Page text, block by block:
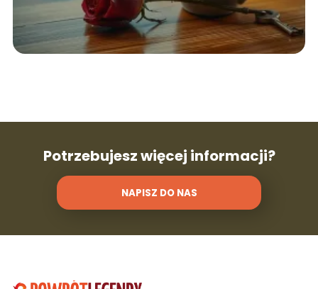
Potrzebujesz więcej informacji?
NAPISZ DO NAS